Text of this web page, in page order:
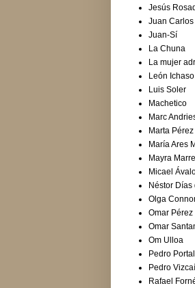
Jesús
Juan
Juan-Sí
La Chuna
La mujer
León Ichaso
Luis Soler
Machetico
Marc
Marta Pérez
María Ares
Mayra
Micael
Néstor
Olga
Omar Pérez
Omar
Om Ulloa
Pedro Portal
Pedro
Rafael